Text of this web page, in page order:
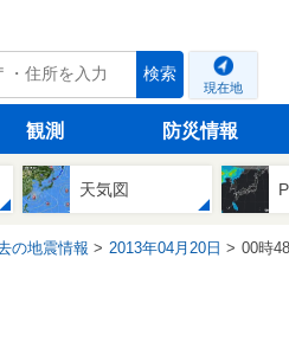
検索
現在地
観測 防災情報
天気図
の地震情報 2013年04月20日 00時